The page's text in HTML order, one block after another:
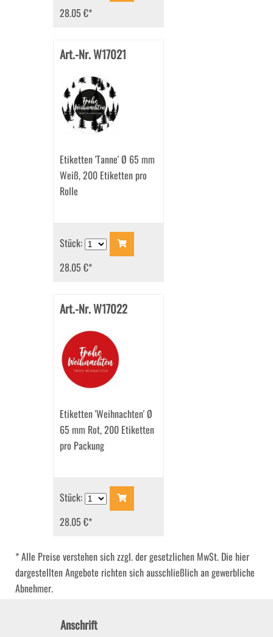
28.05 €*
Art.-Nr. W17021
Etiketten 'Tanne' Ø 65 mm
Weiß, 200 Etiketten pro
Rolle
Stück:
28.05 €*
Art.-Nr. W17022
Etiketten 'Weihnachten' Ø
65 mm Rot, 200 Etiketten
pro Packung
Stück:
28.05 €*
* Alle Preise verstehen sich zzgl. der gesetzlichen MwSt. Die hier
dargestellten Angebote richten sich ausschließlich an gewerbliche
Abnehmer.
Anschrift